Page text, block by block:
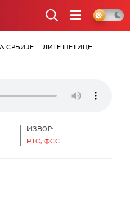
СРБИЈЕ
ЛИГЕ ПЕТИЦЕ
ИЗВОР:
РТС, ФСС